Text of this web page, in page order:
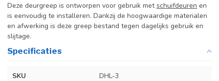
Deze deurgreep is ontworpen voor gebruik metschuifdeuren en
is eenvoudig te installeren. Dankzij de hoogwaardige materialen
en afwerking is deze greep bestand tegen dagelijks gebruik en
slijtage.
Specificaties
SKU DHL-3